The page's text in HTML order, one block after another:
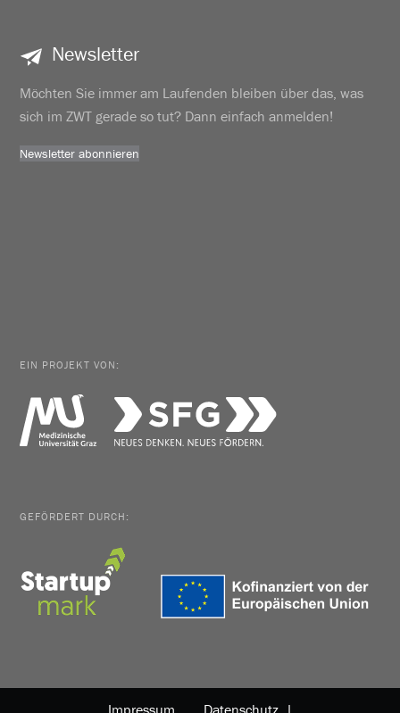
Newsletter
Möchten Sie immer am Laufenden bleiben über das, was
sich im ZWT gerade so tut? Dann einfach anmelden!
Newsletter abonnieren
EIN PROJEKT VON:
GEFÖRDERT DURCH:
Impressum Datenschutz |